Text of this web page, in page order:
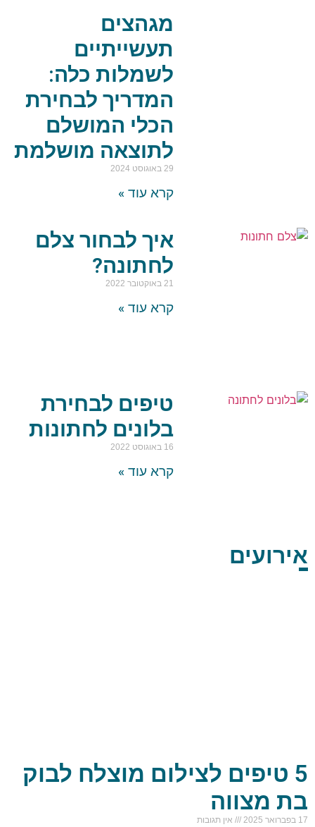
מגהצים
תעשייתיים
לשמלות כלה:
המדריך לבחירת
הכלי המושלם
לתוצאה מושלמת
29 באוגוסט 2024
קרא עוד »
איך לבחור צלם
לחתונה?
21 באוקטובר 2022
קרא עוד »
טיפים לבחירת
בלונים לחתונות
16 באוגוסט 2022
קרא עוד »
אירועים
5 טיפים לצילום מוצלח לבוק
בת מצווה
17 בפברואר 2025 אין תגובות